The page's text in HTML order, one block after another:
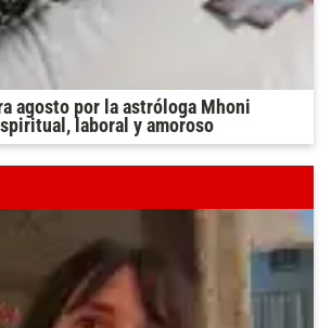
agosto por la astróloga Mhoni
laboral y amoroso